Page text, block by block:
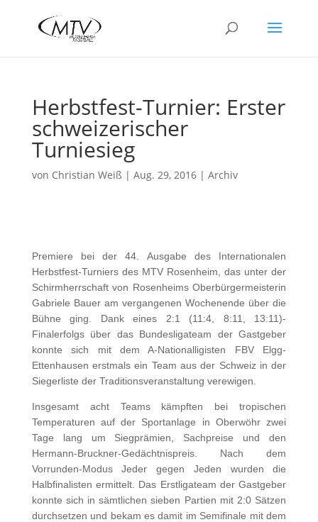
Herbstfest-Turnier: Erster
schweizerischer
Turniesieg
von Christian Weiß | Aug. 29, 2016| Archiv
Premiere bei der 44. Ausgabe des Internationalen
Herbstfest-Turniers des MTV Rosenheim, das unter der
Schirmherrschaft von Rosenheims Oberbürgermeisterin
Gabriele Bauer am vergangenen Wochenende über die
Bühne ging. Dank eines 2:1 (11:4, 8:11, 13:11)-
Finalerfolgs über das Bundesligateam der Gastgeber
konnte sich mit dem A-Nationalligisten FBV Elgg-
Ettenhausen erstmals ein Team aus der Schweiz in der
Siegerliste der Traditionsveranstaltung verewigen.
Insgesamt acht Teams kämpften bei tropischen
Temperaturen auf der Sportanlage in Oberwöhr zwei
Tage lang um Siegprämien, Sachpreise und den
Hermann-Bruckner-Gedächtnispreis. Nach dem
Vorrunden-Modus Jeder gegen Jeden wurden die
Halbfinalisten ermittelt. Das Erstligateam der Gastgeber
konnte sich in sämtlichen sieben Partien mit 2:0 Sätzen
durchsetzen und bekam es damit im Semifinale mit dem